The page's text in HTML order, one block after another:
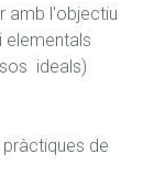
amb l'objectiu
elementals
ideals)
de